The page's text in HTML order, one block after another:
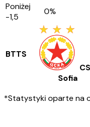
Poniżej
-1,5
0%
BTTS
Sofia
*Statystyki oparte na